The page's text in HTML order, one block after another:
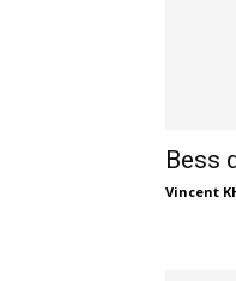
Bess
Vincent